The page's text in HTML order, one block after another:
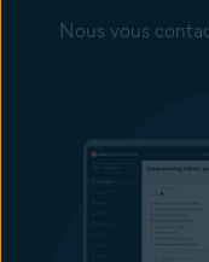
Nous vous